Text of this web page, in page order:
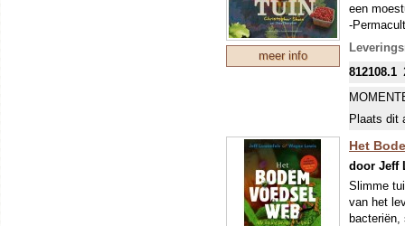
Met
Vaste,
Zaaien,
Dieren
Tips
meer info
een
-
de weg
maakt
gezonde
-
van
-Kortom:
tuinieren.
812108.1
Plaats dit
Het
door Jeff
Slimme
van het